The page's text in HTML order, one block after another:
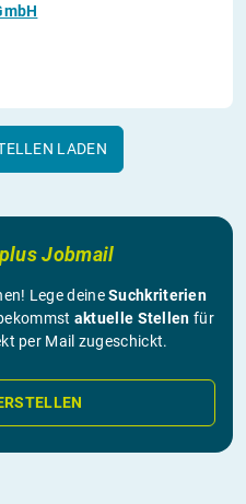
LADEN
Jobmail
Lege deineSuchkriterien
aktuelle Stellen für
per Mail zugeschickt.